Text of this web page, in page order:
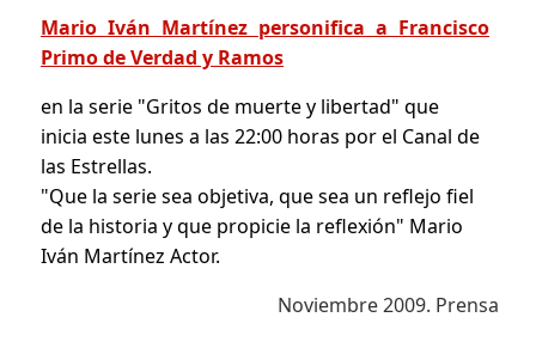
Mario Iván Martínez personifica a Francisco
Primo de Verdad y Ramos
en la serie "Gritos de muerte y libertad" que
inicia este lunes a las 22:00 horas por el Canal de
las Estrellas.
"Que la serie sea objetiva, que sea un reflejo fiel
de la historia y que propicie la reflexión" Mario
Iván Martínez Actor.
Noviembre 2009. Prensa